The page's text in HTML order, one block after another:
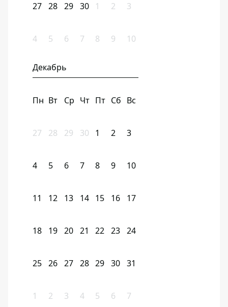
27 28 29 30 1 2 3
4 5 6 7 8 9 10
Декабрь
Пн Вт Ср Чт Пт Сб Вс
27 28 29 30 1 2 3
4 5 6 7 8 9 10
11 12 13 14 15 16 17
18 19 20 21 22 23 24
25 26 27 28 29 30 31
1 2 3 4 5 6 7